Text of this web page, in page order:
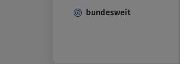
bundesweit